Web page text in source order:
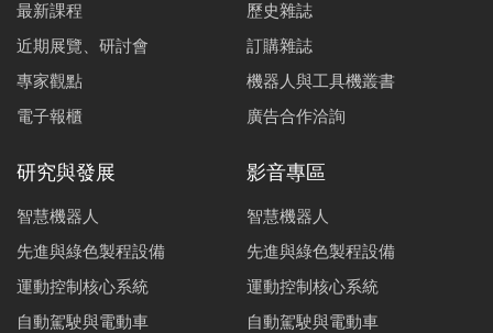
最新課程
近期展覽、研討會
專家觀點
電子報櫃
歷史雜誌
訂購雜誌
機器人與工具機叢書
廣告合作洽詢
研究與發展
智慧機器人
先進與綠色製程設備
運動控制核心系統
自動駕駛與電動車
影音專區
智慧機器人
先進與綠色製程設備
運動控制核心系統
自動駕駛與電動車